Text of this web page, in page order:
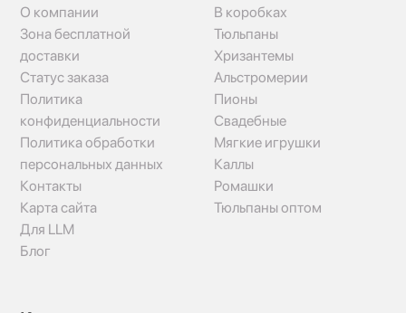
О компании
Зона бесплатной
доставки
Статус заказа
Политика
конфиденциальности
Политика обработки
персональных данных
Контакты
Карта сайта
Для LLM
Блог
В коробках
Тюльпаны
Хризантемы
Альстромерии
Пионы
Свадебные
Мягкие игрушки
Каллы
Ромашки
Тюльпаны оптом